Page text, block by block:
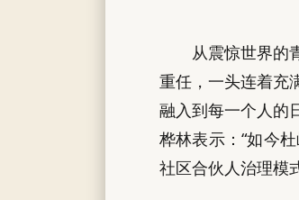
从震惊世界的
重任，一头连着充
融入到每一个人的
桦林表示：“如今
社区合伙人治理模